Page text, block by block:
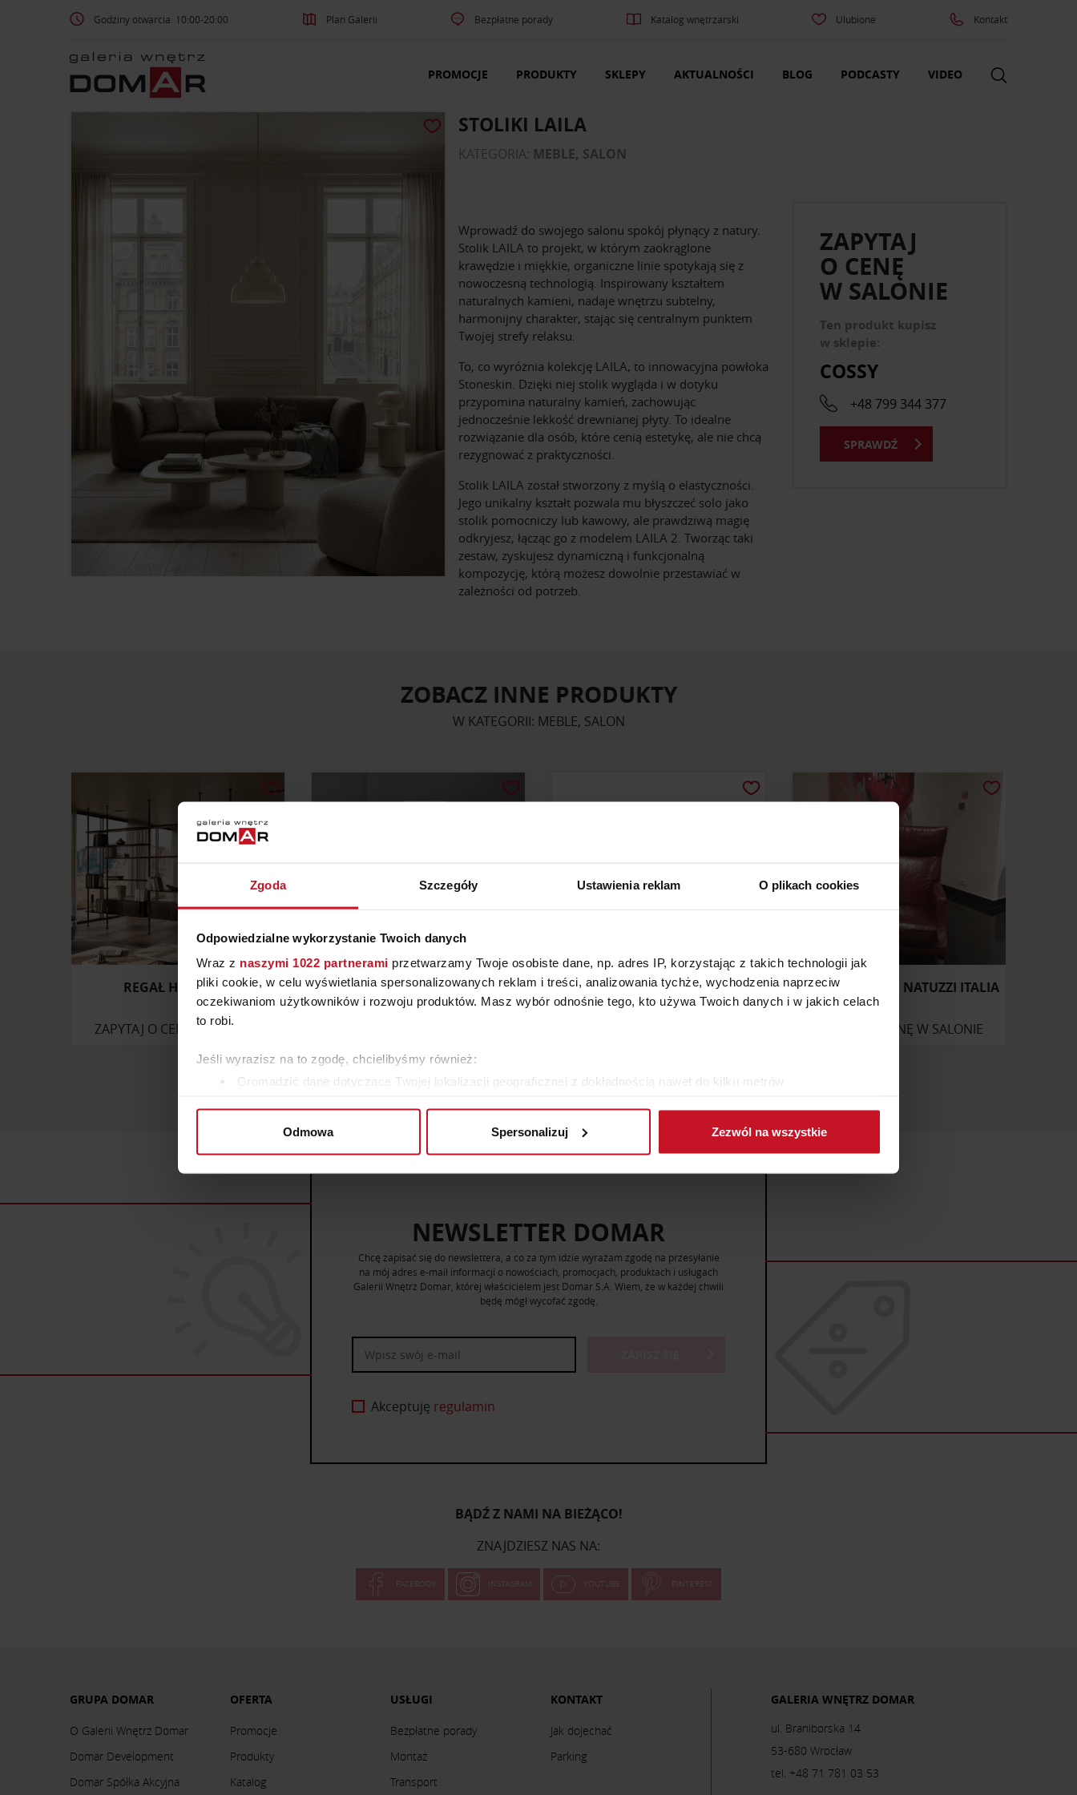
Zgoda Szczegóły Ustawienia reklam O plikach cookies
Odpowiedzialne wykorzystanie Twoich danych
Wraz z naszymi 1022 partnerami przetwarzamy Twoje osobiste dane, np. adres IP, korzystając z takich technologii jak
pliki cookie, w celu wyświetlania spersonalizowanych reklam i treści, analizowania tychże, wychodzenia naprzeciw
oczekiwaniom użytkowników i rozwoju produktów. Masz wybór odnośnie tego, kto używa Twoich danych i w jakich celach
to robi.
Jeśli wyrazisz na to zgodę, chcielibyśmy również:
Gromadzić dane dotyczące Twojej lokalizacji geograficznej z dokładnością nawet do kilku metrów
Dowiedz się więcej odnośnie tego, jak Twoje osobiste dane są przetwarzane oraz ustaw własne preferencje w
Wykorzystujemy pliki cookie do spersonalizowania treści i reklam, aby oferować funkcje społecznościowe i analizować
reklamowym i analitycznym. Partnerzy mogą połączyć te informacje z innymi danymi otrzymanymi od Ciebie lub
uzyskanymi podczas korzystania z ich usług.
Odmowa Spersonalizuj Zezwól na wszystkie
Godziny otwarcia: 10:00-20:00 Plan Galerii Bezpłatne porady Katalog wnętrzarski Ulubione Kontakt
PROMOCJE PRODUKTY SKLEPY AKTUALNOŚCI BLOG PODCASTY VIDEO
STOLIKI LAILA
KATEGORIA: MEBLE, SALON
Wprowadź do swojego salonu spokój płynący z natury.
Stolik LAILA to projekt, w którym zaokrąglone
krawędzie i miękkie, organiczne linie spotykają się z
nowoczesną technologią. Inspirowany kształtem
naturalnych kamieni, nadaje wnętrzu subtelny,
harmonijny charakter, stając się centralnym punktem
Twojej strefy relaksu.
To, co wyróżnia kolekcję LAILA, to innowacyjna powłoka
Stoneskin. Dzięki niej stolik wygląda i w dotyku
przypomina naturalny kamień, zachowując
jednocześnie lekkość drewnianej płyty. To idealne
rozwiązanie dla osób, które cenią estetykę, ale nie chcą
rezygnować z praktyczności.
Stolik LAILA został stworzony z myślą o elastyczności.
Jego unikalny kształt pozwala mu błyszczeć solo jako
stolik pomocniczy lub kawowy, ale prawdziwą magię
odkryjesz, łącząc go z modelem LAILA 2. Tworząc taki
zestaw, zyskujesz dynamiczną i funkcjonalną
kompozycję, którą możesz dowolnie przestawiać w
zależności od potrzeb.
ZAPYTAJ
O CENĘ
W SALONIE
Ten produkt kupisz
w sklepie:
COSSY
+48 799 344 377
SPRAWDŹ
ZOBACZ INNE PRODUKTY
W KATEGORII: MEBLE, SALON
REGAŁ HARBOUR
ZAPYTAJ O CENĘ W SALONIE
PÓŁKA ŚCIENNA KETTINGE KOMODA Z SZUFLADAMI SIMPLE FOTEL CLEMMIE NATUZZI ITALIA
ZAPYTAJ O CENĘ W SALONIE
NEWSLETTER DOMAR
Chcę zapisać się do newslettera, a co za tym idzie wyrażam zgodę na przesyłanie
na mój adres e-mail informacji o nowościach, promocjach, produktach i usługach
Galerii Wnętrz Domar, której właścicielem jest Domar S.A. Wiem, że w każdej chwili
będę mógł wycofać zgodę.
Akceptuję regulamin
BĄDŹ Z NAMI NA BIEŻĄCO!
ZNAJDZIESZ NAS NA:
FACEBOOK INSTAGRAM YOUTUBE PINTEREST
GRUPA DOMAR
O Galerii Wnętrz Domar
Domar Development
Domar Spółka Akcyjna
OFERTA
Promocje
Produkty
Katalog
USŁUGI
Bezpłatne porady
Montaż
Transport
KONTAKT
Jak dojechać
Parking
GALERIA WNĘTRZ DOMAR
ul. Braniborska 14
53-680 Wrocław
tel. +48 71 781 03 53